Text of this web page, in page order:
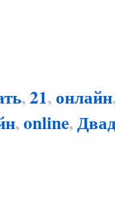
,21,онлайн
,online,